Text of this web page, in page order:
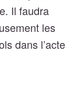
Il faudra
les
dans l’acte